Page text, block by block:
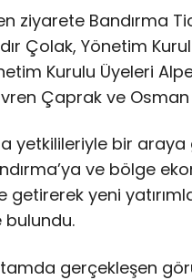
ziyarete Bandırma
Çolak, Yönetim
Kurulu Üyeleri
Çaprak ve Osman
yetkilileriyle bir araya
ve bölge
getirerek yeni
gerçekleşen